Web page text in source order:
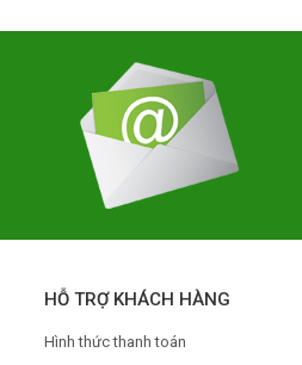
HỖ TRỢ KHÁCH HÀNG
Hình thức thanh toán